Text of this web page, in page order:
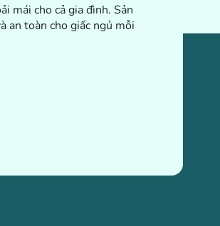
mái cho cả gia đình. Sản
an toàn cho giấc ngủ mỗi